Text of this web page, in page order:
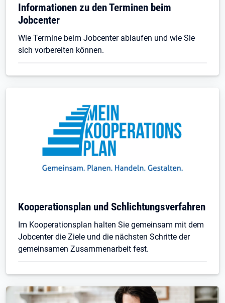
Informationen zu den Terminen beim
Jobcenter
Wie Termine beim Jobcenter ablaufen und wie Sie
sich vorbereiten können.
Kooperationsplan und Schlichtungsverfahren
Im Kooperationsplan halten Sie gemeinsam mit dem
Jobcenter die Ziele und die nächsten Schritte der
gemeinsamen Zusammenarbeit fest.